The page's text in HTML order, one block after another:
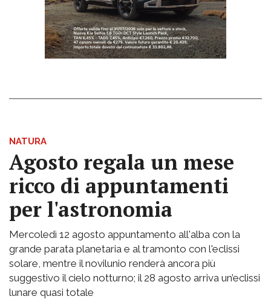
NATURA
Agosto regala un mese
ricco di appuntamenti
per l'astronomia
Mercoledì 12 agosto appuntamento all'alba con la
grande parata planetaria e al tramonto con l'eclissi
solare, mentre il novilunio renderà ancora più
suggestivo il cielo notturno; il 28 agosto arriva un’eclissi
lunare quasi totale